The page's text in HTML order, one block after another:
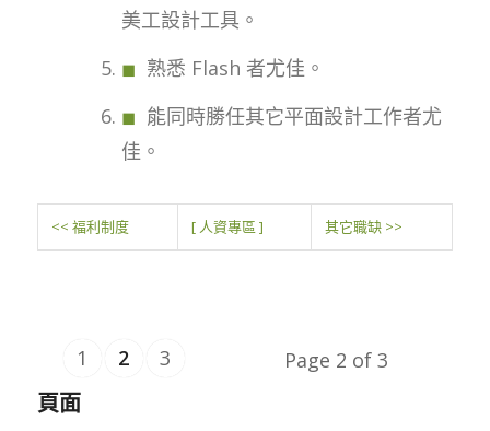
美工設計工具。
熟悉 Flash 者尤佳。
能同時勝任其它平面設計工作者尤
佳。
<< 福利制度 [ 人資專區 ] 其它職缺 >>
Page 2 of 3
1 2
3
頁面